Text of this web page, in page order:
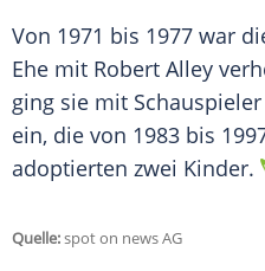
Von 1971 bis 1977 war
Ehe mit Robert Alley
ging sie mit
ein, die von 1983 bis
adoptierten zwei Kinder.
Quelle:spot on news AG